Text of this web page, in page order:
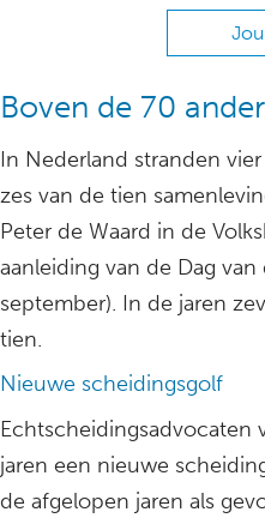
Boven de 70
In Nederland stranden
zes van de tien
Peter de Waard in de
aanleiding van de Dag van
september). In de jaren
tien.
Nieuwe scheidingsgolf
Echtscheidingsadvocaten
jaren een nieuwe
de afgelopen jaren als